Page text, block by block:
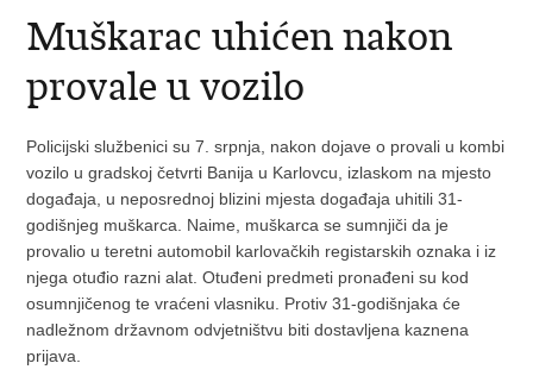
Muškarac uhićen nakon
provale u vozilo
Policijski službenici su 7. srpnja, nakon dojave o provali u kombi
vozilo u gradskoj četvrti Banija u Karlovcu, izlaskom na mjesto
događaja, u neposrednoj blizini mjesta događaja uhitili 31-
godišnjeg muškarca. Naime, muškarca se sumnjiči da je
provalio u teretni automobil karlovačkih registarskih oznaka i iz
njega otuđio razni alat. Otuđeni predmeti pronađeni su kod
osumnjičenog te vraćeni vlasniku. Protiv 31-godišnjaka će
nadležnom državnom odvjetništvu biti dostavljena kaznena
prijava.